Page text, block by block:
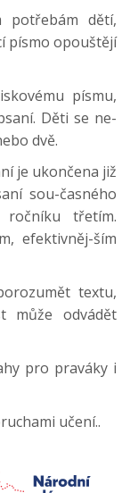
potřebám dětí,
písmo opouštějí
písmu,
Děti se ne-
dvě.
je ukončena již
sou-časného
třetím.
efektivněj-ším
textu,
může odvádět
pro praváky i
učení..